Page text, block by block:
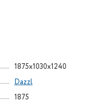
1875x1030x1240
Dazzl
1875